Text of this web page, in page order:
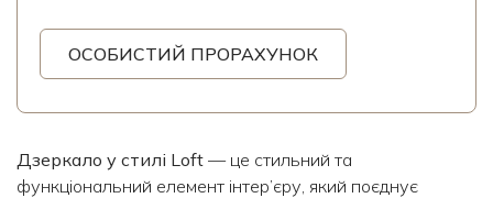
ОСОБИСТИЙ ПРОРАХУНОК
Дзеркало у стилі Loft — це стильний та
функціональний елемент інтер’єру, який поєднує